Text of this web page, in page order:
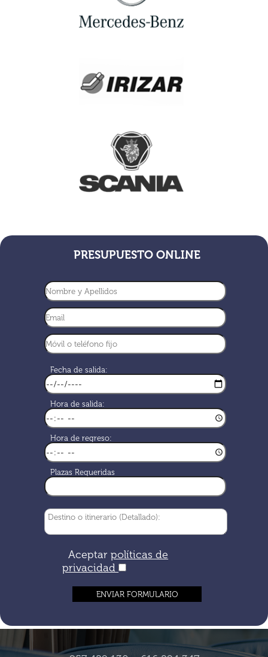
PRESUPUESTO ONLINE
Fecha de salida:
Hora de salida:
Hora de regreso:
Plazas Requeridas
Aceptarpolíticas de
privacidad